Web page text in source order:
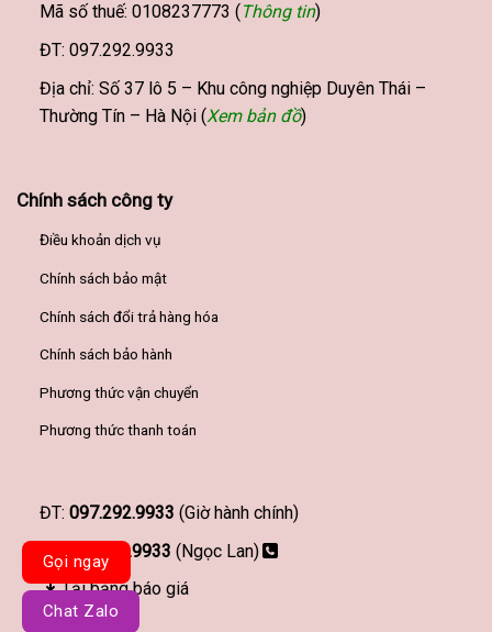
Mã số thuế: 0108237773 ( Thông tin)
ĐT: 097.292.9933
Địa chỉ: Số 37 lô 5 – Khu công nghiệp Duyên Thái –
Thường Tín – Hà Nội (Xem bản đồ)
Chính sách công ty
Điều khoản dịch vụ
Chính sách bảo mật
Chính sách đổi trả hàng hóa
Chính sách bảo hành
Phương thức vận chuyển
Phương thức thanh toán
ĐT: 097.292.9933 (Giờ hành chính)
097.292.9933 (Ngọc Lan)
Tải bảng báo giá
Gọi ngay
Chat Zalo